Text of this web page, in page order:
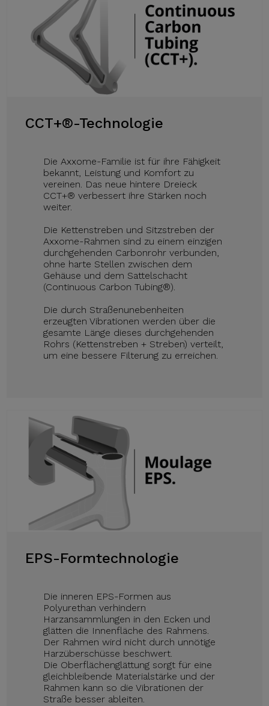
CCT+®-Technologie
Die Axxome-Familie ist für ihre Fähigkeit
bekannt, Leistung und Komfort zu
vereinen. Das neue hintere Dreieck
CCT+® verbessert ihre Stärken noch
weiter.
Die Kettenstreben und Sitzstreben der
Axxome-Rahmen sind zu einem einzigen
durchgehenden Carbonrohr verbunden,
ohne harte Stellen zwischen dem
Gehäuse und dem Sattelschacht
(Continuous Carbon Tubing®).
Die durch Straßenunebenheiten
erzeugten Vibrationen werden über die
gesamte Länge dieses durchgehenden
Rohrs (Kettenstreben + Streben) verteilt,
um eine bessere Filterung zu erreichen.
EPS-Formtechnologie
Die inneren EPS-Formen aus
Polyurethan verhindern
Harzansammlungen in den Ecken und
glätten die Innenfläche des Rahmens.
Der Rahmen wird nicht durch unnötige
Harzüberschüsse beschwert.
Die Oberflächenglättung sorgt für eine
gleichbleibende Materialstärke und der
Rahmen kann so die Vibrationen der
Straße besser ableiten.